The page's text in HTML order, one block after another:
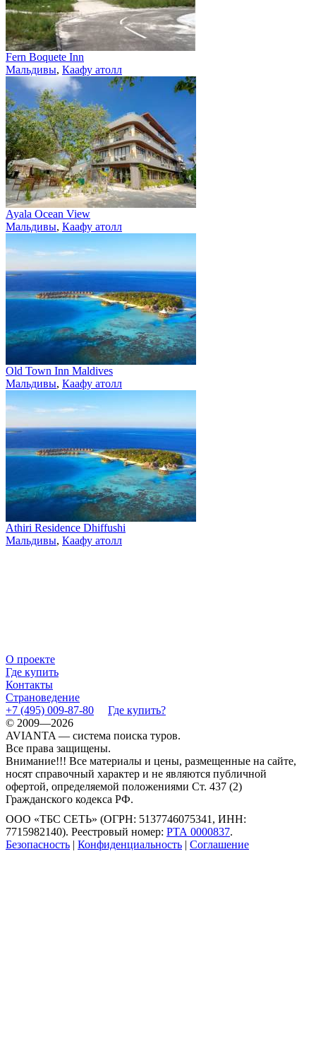
Fern Boquete Inn
Мальдивы, Каафу атолл
Ayala Ocean View
Мальдивы, Каафу атолл
Old Town Inn Maldives
Мальдивы, Каафу атолл
Athiri Residence Dhiffushi
Мальдивы, Каафу атолл
О проекте
Где купить
Контакты
Страноведение
+7 (495) 009-87-80
Где купить?
© 2009—2026
AVIANTA — система поиска туров.
Все права защищены.
Внимание!!! Все материалы и цены, размещенные на сайте,
носят справочный характер и не являются публичной
офертой, определяемой положениями Ст. 437 (2)
Гражданского кодекса РФ.
ООО «ТБС СЕТЬ» (ОГРН: 5137746075341, ИНН:
7715982140). Реестровый номер: РТА 0000837.
Безопасность | Конфиденциальность | Соглашение